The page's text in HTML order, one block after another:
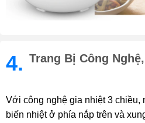
4. Trang Bị Công
Với công nghệ gia nhiệt 3 chiều,
biến nhiệt ở phía nắp trên và